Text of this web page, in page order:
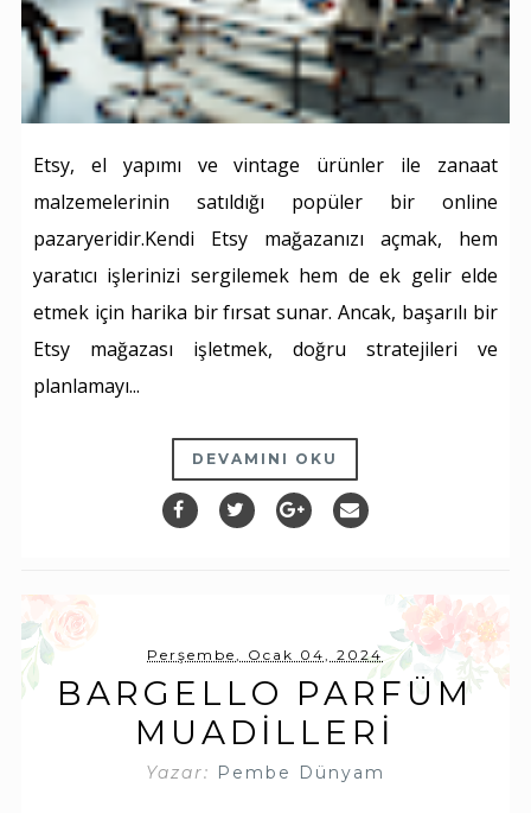
Etsy, el yapımı ve vintage ürünler ile zanaat
malzemelerinin satıldığı popüler bir online
pazaryeridir.Kendi Etsy mağazanızı açmak, hem
yaratıcı işlerinizi sergilemek hem de ek gelir elde
etmek için harika bir fırsat sunar. Ancak, başarılı bir
Etsy mağazası işletmek, doğru stratejileri ve
planlamayı...
DEVAMINI OKU
Perşembe, Ocak 04, 2024
BARGELLO PARFÜM
MUADILLERI
Yazar: Pembe Dünyam